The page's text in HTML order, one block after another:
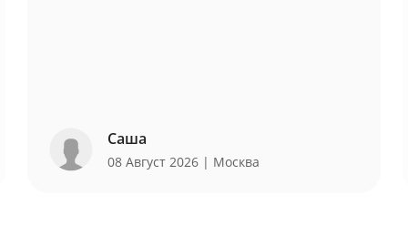
Саша
08 Август 2026 | Москва